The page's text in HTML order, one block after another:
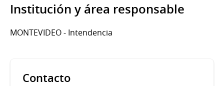
Institución y área responsable
MONTEVIDEO - Intendencia
Contacto